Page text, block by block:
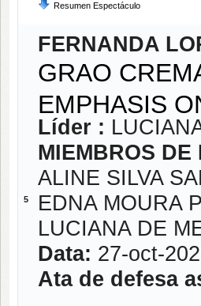
Resumen Espectáculo
5
FERNANDA
GRAO
EMPHASIS
Líder :
MIEMBROS
ALINE SILVA
EDNA MOURA
LUCIANA DE
Data: 27-oct-
Ata de defesa